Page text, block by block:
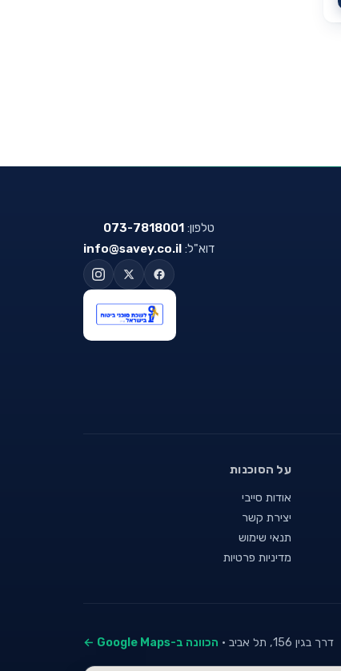
טלפון: 073-7818001
דוא"ל: info@savey.co.il
על הסוכנות
אודות סייבי
יצירת קשר
תנאי שימוש
מדיניות פרטיות
דרך בגין 156, תל אביב · הכוונה ב-Google Maps ←